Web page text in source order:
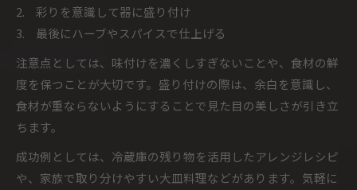
彩りを意識して器に盛り付け
最後にハーブやスパイスで仕上げる
注意点としては、味付けを濃くしすぎないことや、食材の鮮
度を保つことが大切です。盛り付けの際は、余白を意識し、
食材が重ならないようにすることで見た目の美しさが引き立
ちます。
成功例としては、冷蔵庫の残り物を活用したアレンジレシピ
や、家族で取り分けやすい大皿料理などがあります。気軽に